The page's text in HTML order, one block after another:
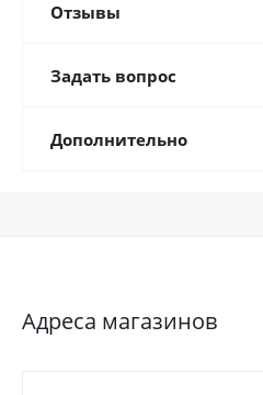
Отзывы
Задать вопрос
Дополнительно
Адреса магазинов